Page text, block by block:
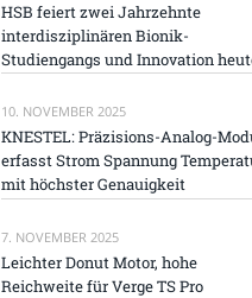
HSB feiert zwei Jahrzehnte
interdisziplinären Bionik-
Studiengangs und Innovation
10. NOVEMBER 2025
KNESTEL: Präzisions-Analog-
erfasst Strom Spannung
mit höchster Genauigkeit
7. NOVEMBER 2025
Leichter Donut Motor, hohe
Reichweite für Verge TS Pro